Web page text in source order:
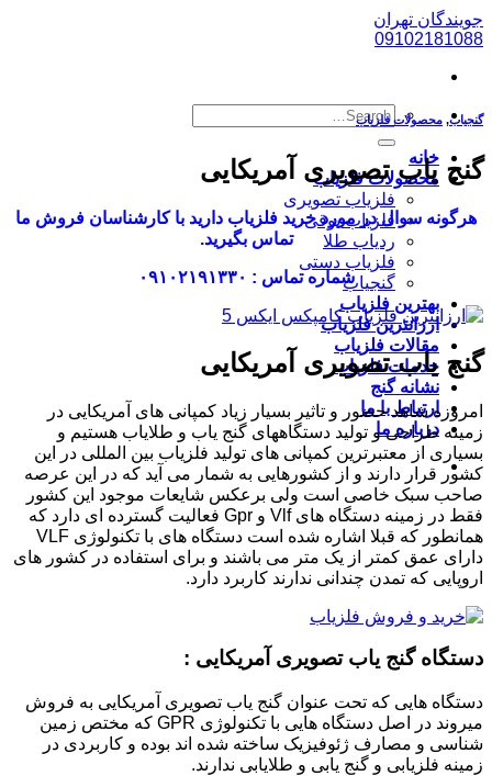
تهران
خانه
محصولات فلزیاب
فلزیاب تصویری
فلزیاب بوقی
ردیاب طلا
فلزیاب دستی
گنجیاب
بهترین فلزیاب
ارزانترین فلزیاب
مقالات فلزیاب
خدمات فلزیاب
نشانه گنج
ارتباط با ما
درباره ما
محصولات فلزیاب
یاب تصویری آمریکایی
سوال در مورد خرید فلزیاب دارید با کارشناسان فروش ما
تماس بگیرید.
شماره تماس : ۰۹۱۰۲۱۹۱۳۳۰
یاب تصویری آمریکایی
شاهد حضور و تاثیر بسیار زیاد کمپانی های آمریکایی در
طراحی و تولید دستگاههای گنج یاب و طلایاب هستیم و
از معتبرترین کمپانی های تولید فلزیاب بین المللی در این
دارند و از کشورهایی به شمار می آید که در این عرصه
سبک خاصی است ولی برعکس شایعات موجود این کشور
فقط در زمینه دستگاه های Vlf و Gpr فعالیت گسترده ای دارد که
همانطور که قبلا اشاره شده است دستگاه های با تکنولوژی VLF
عمق کمتر از یک متر می باشند و برای استفاده در کشور های
که تمدن چندانی ندارند کاربرد دارد.
گنج یاب تصویری آمریکایی :
هایی که تحت عنوان گنج یاب تصویری آمریکایی به فروش
میروند در اصل دستگاه هایی با تکنولوژی GPR که مختص زمین
و مصارف ژئوفیزیک ساخته شده اند بوده و کاربردی در
فلزیابی و گنج یابی و طلایابی ندارند.